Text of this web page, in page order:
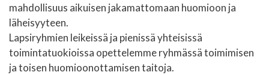
mahdollisuus aikuisen jakamattomaan huomioon ja
läheisyyteen.
Lapsiryhmien leikeissä ja pienissä yhteisissä
toimintatuokioissa opettelemme ryhmässä toimimisen
ja toisen huomioonottamisen taitoja.